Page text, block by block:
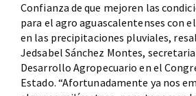
Confianza de que mejoren las
para el agro aguascalentenses con
en las precipitaciones pluviales,
Jedsabel Sánchez Montes,
Desarrollo Agropecuario en el
Estado. “Afortunadamente ya nos